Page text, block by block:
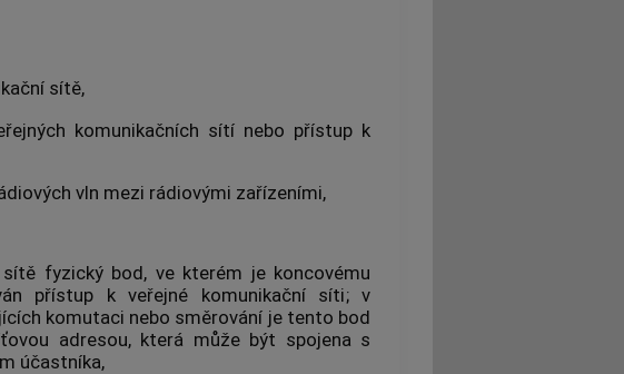
sítě,
komunikačních sítínebo přístupk
vln mezi rádiovými zařízeními,
sítě fyzický bod, ve kterém je koncovému
přístup kveřejné komunikační síti; v
komutaci nebo směrování je tento bod
adresou, která může být spojena s
účastníka,